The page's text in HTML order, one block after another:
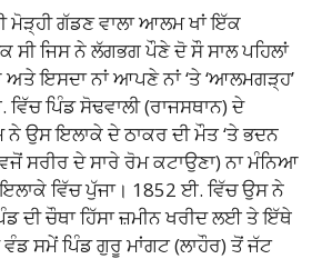
ਮੋੜ੍ਹੀ ਗੱਡਣ ਵਾਲਾ ਆਲਮ ਖਾਂ ਇੱਕ
ਸੀ ਜਿਸ ਨੇ ਲੱਗਭਗ ਪੌਣੇ ਦੋ ਸੌ ਸਾਲ ਪਹਿਲਾਂ
ਇਸਦਾ ਨਾਂ ਆਪਣੇ ਨਾਂ ‘ਤੇ ‘ਆਲਮਗੜ੍ਹ’
ਪਿੰਡ ਸੋਢਵਾਲੀ (ਰਾਜਸਥਾਨ) ਦੇ
ਨੇ ਉਸ ਇਲਾਕੇ ਦੇ ਠਾਕਰ ਦੀ ਮੌਤ ‘ਤੇ ਭਦਨ
ਸਰੀਰ ਦੇ ਸਾਰੇ ਰੋਮ ਕਟਾਉਣਾ) ਨਾ ਮੰਨਿਆ
ਵਿੱਚ ਪੁੱਜਾ। 1852 ਈ. ਵਿੱਚ ਉਸ ਨੇ
ਦੀ ਚੌਥਾ ਹਿੱਸਾ ਜ਼ਮੀਨ ਖਰੀਦ ਲਈ ਤੇ ਇੱਥੇ
ਸਮੇਂ ਪਿੰਡ ਗੁਰੂ ਮਾਂਗਟ (ਲਾਹੌਰ) ਤੋਂ ਜੱਟ